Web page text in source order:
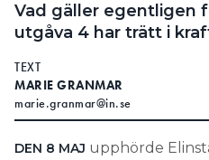
Om tidningen
Kontakt
Personuppgifter
Search for:
Vad gäller egentligen
utgåva 4 har trätt i
TEXT
MARIE GRANMAR
marie.granmar@in.se
DEN 8 MAJ upphörde